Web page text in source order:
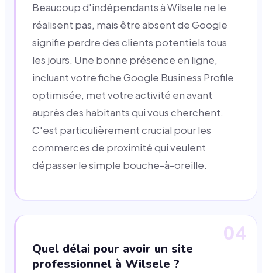
Beaucoup d'indépendants à Wilsele ne le
réalisent pas, mais être absent de Google
signifie perdre des clients potentiels tous
les jours. Une bonne présence en ligne,
incluant votre fiche Google Business Profile
optimisée, met votre activité en avant
auprès des habitants qui vous cherchent.
C'est particulièrement crucial pour les
commerces de proximité qui veulent
dépasser le simple bouche-à-oreille.
04
Quel délai pour avoir un site
professionnel à Wilsele ?